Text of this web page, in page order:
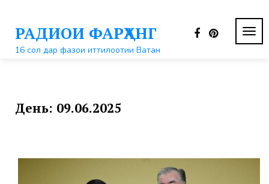
контентуРАДИОИ ФАРҲАНГ
16 сол дар фазои иттилоотии Ватан
День: 09.06.2025